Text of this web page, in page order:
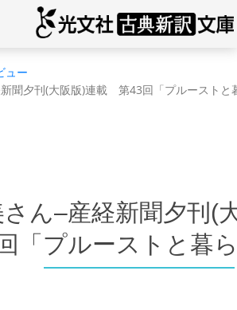
ュー
聞夕刊(大阪版)連載 第43回「プルーストと
さん–産経新聞夕刊
「プルーストと暮